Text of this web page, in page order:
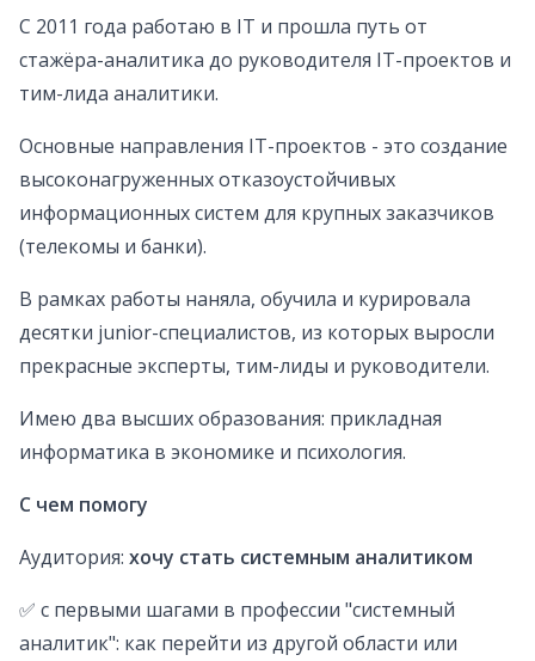
C 2011 года работаю в IT и прошла путь от
стажёра-аналитика до руководителя IT-проектов и
тим-лида аналитики.
Основные направления IT-проектов - это создание
высоконагруженных отказоустойчивых
информационных систем для крупных заказчиков
(телекомы и банки).
В рамках работы наняла, обучила и курировала
десятки junior-специалистов, из которых выросли
прекрасные эксперты, тим-лиды и руководители.
Имею два высших образования: прикладная
информатика в экономике и психология.
С чем помогу
Аудитория: хочу стать системным аналитиком
✅ с первыми шагами в профессии "системный
аналитик": как перейти из другой области или